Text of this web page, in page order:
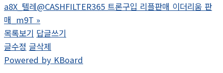
a8X_텔레@CASHFILTER365 트론구입 리플판매 이더리움 판
매_m9T »
목록보기 답글쓰기
글수정 글삭제
Powered by KBoard